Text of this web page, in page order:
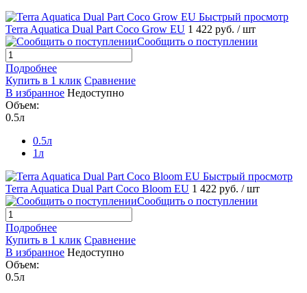
Быстрый просмотр
Terra Aquatica Dual Part Coco Grow EU 1 422 руб. / шт
Сообщить о поступлении
Подробнее
Купить в 1 клик Сравнение
В избранное Недоступно
Объем:
0.5л
0.5л
1л
Быстрый просмотр
Terra Aquatica Dual Part Coco Bloom EU 1 422 руб. / шт
Сообщить о поступлении
Подробнее
Купить в 1 клик Сравнение
В избранное Недоступно
Объем:
0.5л